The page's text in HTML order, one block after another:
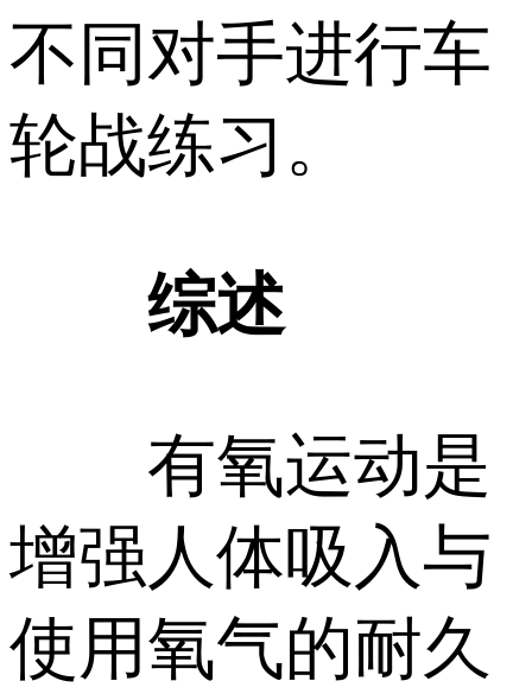
不同对手进行车
轮战练习。
综述
有氧运动是
增强人体吸入与
使用氧气的耐久